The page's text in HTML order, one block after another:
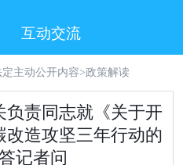
互动交流
定主动公开内容>政策解读
负责同志就《关于开
改造攻坚三年行动的
记者问